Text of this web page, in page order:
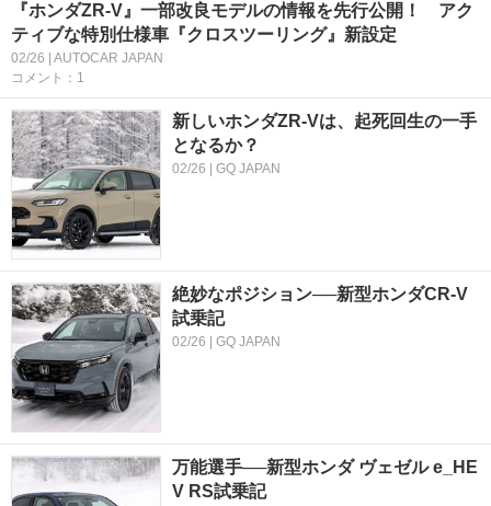
『ホンダZR-V』一部改良モデルの情報を先行公開！ アク
ティブな特別仕様車『クロスツーリング』新設定
02/26 | AUTOCAR JAPAN
コメント：1
新しいホンダZR-Vは、起死回生の一手
となるか？
02/26 | GQ JAPAN
絶妙なポジション──新型ホンダCR-V
試乗記
02/26 | GQ JAPAN
万能選手──新型ホンダ ヴェゼル e_HE
V RS試乗記